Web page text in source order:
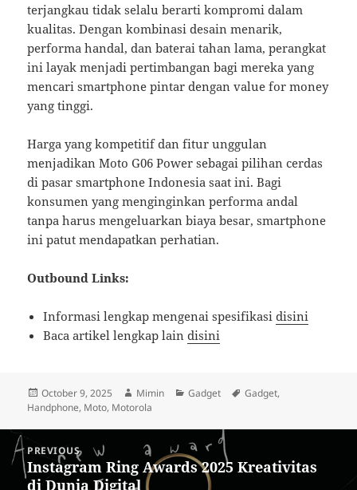
terjangkau tidak selalu berarti kompromi dalam
kualitas. Dengan kombinasi desain menarik,
performa handal, dan baterai tahan lama, perangkat
ini layak menjadi pertimbangan bagi mereka yang
mencari smartphone pintar dengan value for money
yang tinggi.
Harga yang kompetitif dan fitur unggulan
menjadikan Moto G06 Power sebagai pilihan cerdas
di pasar smartphone Indonesia saat ini. Bagi
konsumen yang menginginkan performa andal
tanpa harus mengeluarkan biaya besar, smartphone
ini patut mendapatkan perhatian.
Outbound Links:
Informasi lengkap mengenai spesifikasidisini
Baca artikel lengkap laindisini
Posted
on
October 9, 2025 Author
Mimin Categories
Gadget Tags
Gadget,
Handphone, Moto, Motorola
Post
navigation
PREVIOUS
Previous
post:
Instagram Ring Awards 2025 Kreativitas
di Dunia Digital